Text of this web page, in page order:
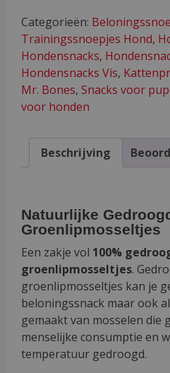
Groenlipmosseltjes
aantal
Categorieën:
Trainingssnoepjes Hond,
Hondensnacks,
Hondensnacks Vis,
Mr. Bones,Snacks voor
voor honden
Beschrijving
Natuurlijke
Groenlipmosseltjes
Een zakje vol 100%
groenlipmosseltjes.
groenlipmosseltjes kan je
beloningssnack maar ook
gemaakt van mosselen die
menselijke consumptie en
temperatuur gedroogd.